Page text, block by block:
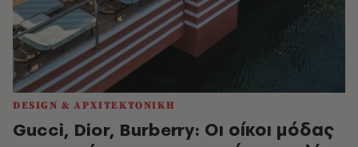
DESIGN & ΑΡΧΙΤΕΚΤΟΝΙΚΗ
Gucci, Dior, Burberry: Οι οίκοι μόδας